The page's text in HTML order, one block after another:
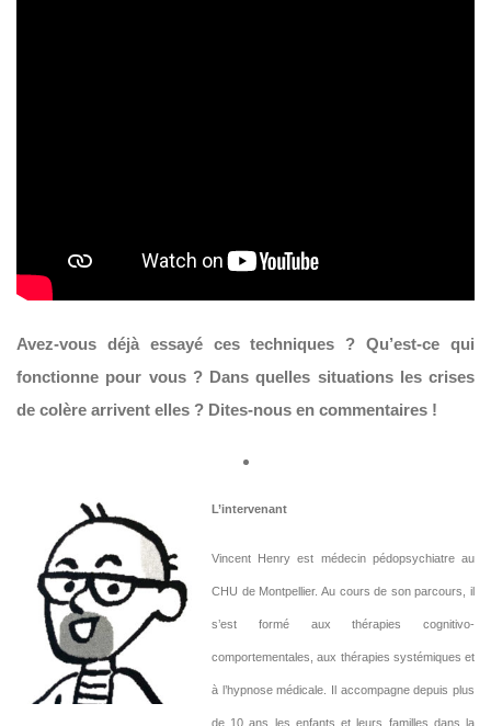
Avez-vous déjà essayé ces techniques ? Qu’est-ce qui
fonctionne pour vous ? Dans quelles situations les crises
de colère arrivent elles ? Dites-nous en commentaires !
L’intervenant
Vincent Henry est médecin pédopsychiatre au
CHU de Montpellier. Au cours de son parcours, il
s’est formé aux thérapies cognitivo-
comportementales, aux thérapies systémiques et
à l’hypnose médicale. Il accompagne depuis plus
de 10 ans les enfants et leurs familles dans la